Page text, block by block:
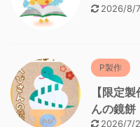
2026/8/7
P製作
【限定
んの鏡餅
2026/7/